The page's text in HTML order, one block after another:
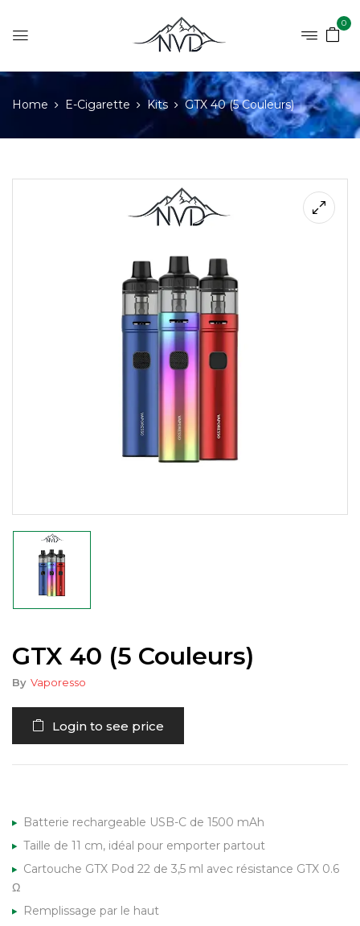
0
Home E-Cigarette Kits GTX 40 (5 Couleurs)
GTX 40 (5 Couleurs)
By Vaporesso
Login to see price
Batterie rechargeable USB-C de 1500 mAh
Taille de 11 cm, idéal pour emporter partout
Cartouche GTX Pod 22 de 3,5 ml avec résistance GTX 0.6
Ω
Remplissage par le haut